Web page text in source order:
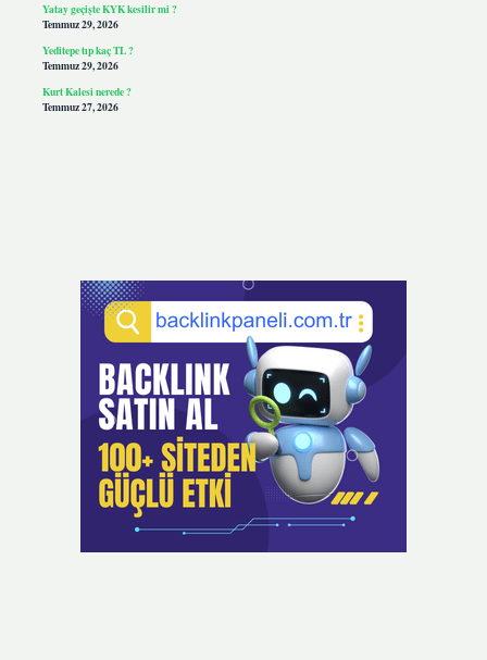
Yatay geçişte KYK kesilir mi ?
Temmuz 29, 2026
Yeditepe tıp kaç TL ?
Temmuz 29, 2026
Kurt Kalesi nerede ?
Temmuz 27, 2026